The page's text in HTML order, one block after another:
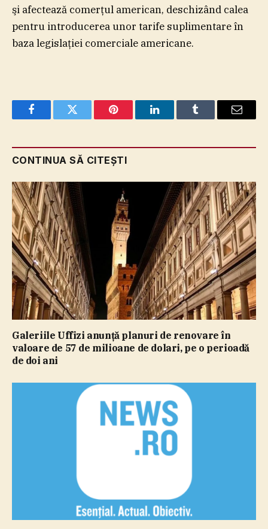
şi afectează comerţul american, deschizând calea
pentru introducerea unor tarife suplimentare în
baza legislaţiei comerciale americane.
FacebookTwitter Pinterest LinkedInTumblr Email
CONTINUA SĂ CITEȘTI
Galeriile Uffizi anunţă planuri de renovare în
valoare de 57 de milioane de dolari, pe o perioadă
de doi ani